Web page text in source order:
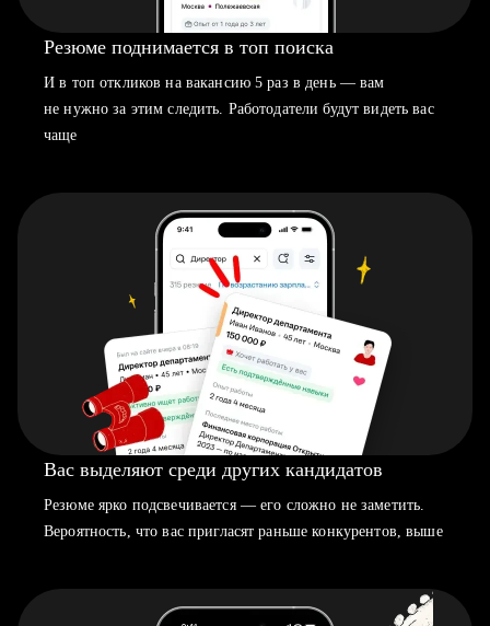
Резюме поднимается в топ поиска
И в топ откликов на вакансию 5 раз в день — вам
не нужно за этим следить. Работодатели будут видеть вас
чаще
Вас выделяют среди других кандидатов
Резюме ярко подсвечивается — его сложно не заметить.
Вероятность, что вас пригласят раньше конкурентов, выше